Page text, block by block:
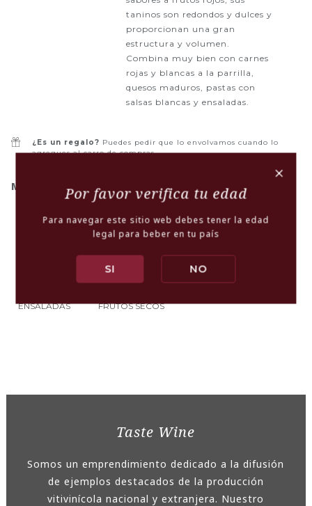
taninos son redondos y dulces y
proporcionan una gran
estructura y volumen.
Combina muy bien con carnes
rojas y blancas a la parrilla,
quesos maduros, pastas con
salsas blancas y ensaladas.
¿Es un regalo? Puedes pedir que lo envolvamos cuando lo
agregues al carro de compras
MARIDAJE:
ENSALADAS FRUTOS SECOS
Taste Wine
Somos un emprendimiento dedicado a la difusión
de ejemplos destacados de la producción
vitivinícola nacional y extranjera. Nuestro
+
Por favor verifica tu edad
Para navegar este sitio web debes tener la edad
legal para beber en tu país
SI NO